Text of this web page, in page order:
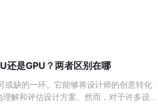
还是GPU？两者区别在哪
缺的一环。它能够将设计师的创意转化
解和评估设计方案。然而，对于许多设计